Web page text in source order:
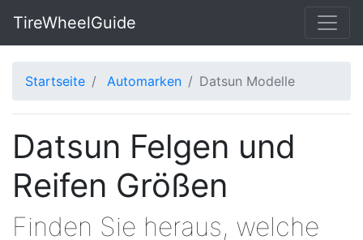
TireWheelGuide
Startseite Automarken Datsun Modelle
Datsun Felgen und
Reifen Größen
Finden Sie heraus, welche